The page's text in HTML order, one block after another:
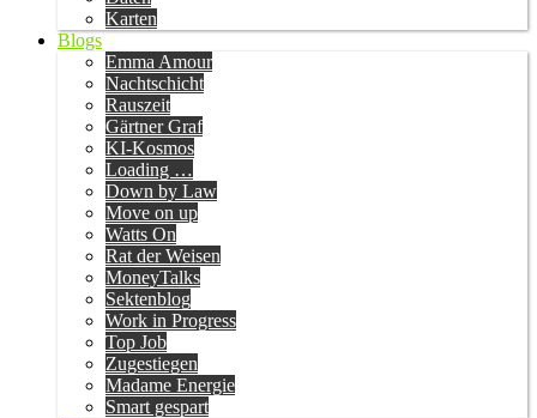
Karten
Blogs
Emma Amour
Nachtschicht
Rauszeit
Gärtner Graf
KI-Kosmos
Loading …
Down by Law
Move on up
Watts On
Rat der Weisen
MoneyTalks
Sektenblog
Work in Progress
Top Job
Zugestiegen
Madame Energie
Smart gespart